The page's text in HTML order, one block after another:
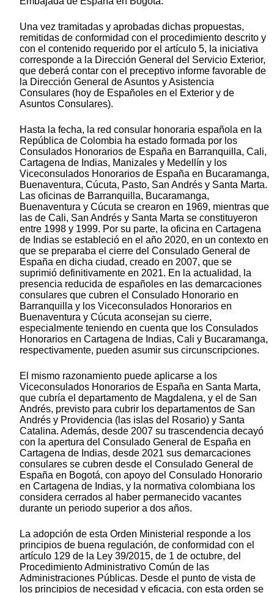
Una vez tramitadas y aprobadas dichas propuestas,
remitidas de conformidad con el procedimiento descrito y
con el contenido requerido por el artículo 5, la iniciativa
corresponde a la Dirección General del Servicio Exterior,
que deberá contar con el preceptivo informe favorable de
la Dirección General de Asuntos y Asistencia
Consulares (hoy de Españoles en el Exterior y de
Asuntos Consulares).
Hasta la fecha, la red consular honoraria española en la
República de Colombia ha estado formada por los
Consulados Honorarios de España en Barranquilla, Cali,
Cartagena de Indias, Manizales y Medellín y los
Viceconsulados Honorarios de España en Bucaramanga,
Buenaventura, Cúcuta, Pasto, San Andrés y Santa Marta.
Las oficinas de Barranquilla, Bucaramanga,
Buenaventura y Cúcuta se crearon en 1969, mientras que
las de Cali, San Andrés y Santa Marta se constituyeron
entre 1998 y 1999. Por su parte, la oficina en Cartagena
de Indias se estableció en el año 2020, en un contexto en
que se preparaba el cierre del Consulado General de
España en dicha ciudad, creado en 2007, que se
suprimió definitivamente en 2021. En la actualidad, la
presencia reducida de españoles en las demarcaciones
consulares que cubren el Consulado Honorario en
Barranquilla y los Viceconsulados Honorarios en
Buenaventura y Cúcuta aconsejan su cierre,
especialmente teniendo en cuenta que los Consulados
Honorarios en Cartagena de Indias, Cali y Bucaramanga,
respectivamente, pueden asumir sus circunscripciones.
El mismo razonamiento puede aplicarse a los
Viceconsulados Honorarios de España en Santa Marta,
que cubría el departamento de Magdalena, y el de San
Andrés, previsto para cubrir los departamentos de San
Andrés y Providencia (las islas del Rosario) y Santa
Catalina. Además, desde 2007 su trascendencia decayó
con la apertura del Consulado General de España en
Cartagena de Indias, desde 2021 sus demarcaciones
consulares se cubren desde el Consulado General de
España en Bogotá, con apoyo del Consulado Honorario
en Cartagena de Indias, y la normativa colombiana los
considera cerrados al haber permanecido vacantes
durante un periodo superior a dos años.
La adopción de esta Orden Ministerial responde a los
principios de buena regulación, de conformidad con el
artículo 129 de la Ley 39/2015, de 1 de octubre, del
Procedimiento Administrativo Común de las
Administraciones Públicas. Desde el punto de vista de
los principios de necesidad y eficacia, con esta orden se